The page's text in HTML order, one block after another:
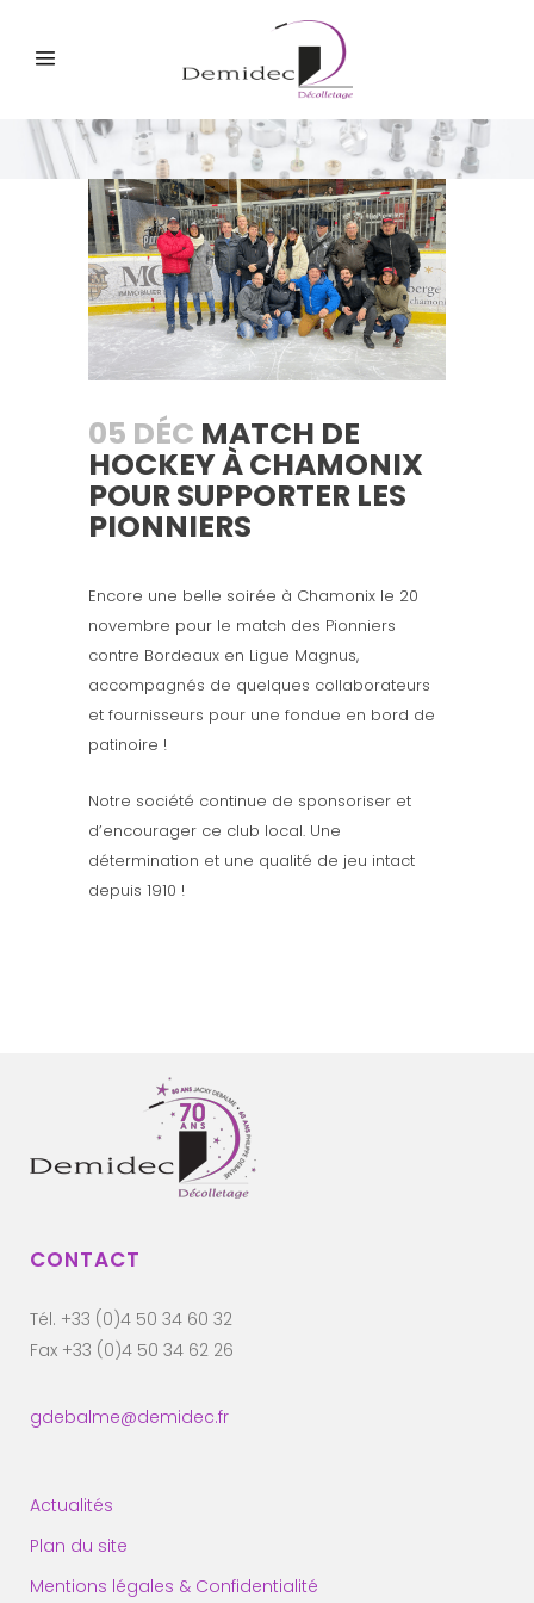
05 DÉC MATCH DE
HOCKEY À CHAMONIX
POUR SUPPORTER LES
PIONNIERS
Encore une belle soirée à Chamonix le 20
novembre pour le match des Pionniers
contre Bordeaux en Ligue Magnus,
accompagnés de quelques collaborateurs
et fournisseurs pour une fondue en bord de
patinoire !
Notre société continue de sponsoriser et
d’encourager ce club local. Une
détermination et une qualité de jeu intact
depuis 1910 !
CONTACT
Tél. +33 (0)4 50 34 60 32
Fax +33 (0)4 50 34 62 26
gdebalme@demidec.fr
Actualités
Plan du site
Mentions légales & Confidentialité